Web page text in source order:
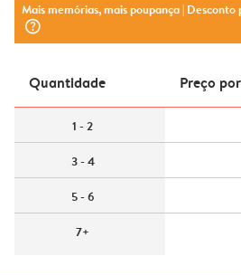
Mais memórias, mais poupança| Desconto
question_mark_circle
Quantidade Preço
1 - 2
3 - 4
5 - 6
7+